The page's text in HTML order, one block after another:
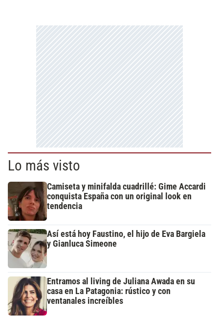
Lo más visto
Camiseta y minifalda cuadrillé: Gime Accardi
conquista España con un original look en
tendencia
Así está hoy Faustino, el hijo de Eva Bargiela
y Gianluca Simeone
Entramos al living de Juliana Awada en su
casa en La Patagonia: rústico y con
ventanales increíbles